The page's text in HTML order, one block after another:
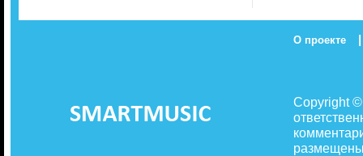
О проекте |
Copyright
размещены